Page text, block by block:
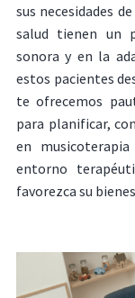
sus necesidades
salud tienen un
sonora y en la
estos pacientes
te ofrecemos
para planificar,
en
entorno
favorezca su